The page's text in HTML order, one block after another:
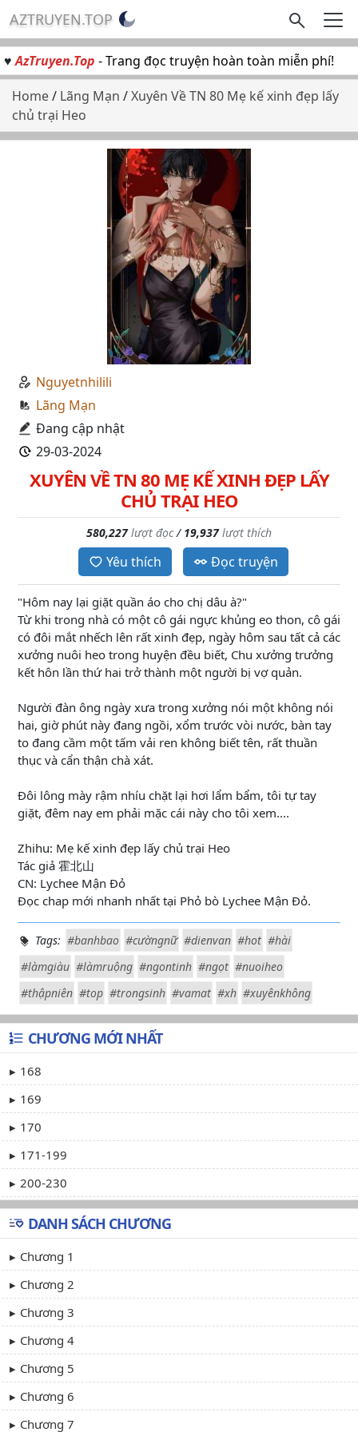
AZTRUYEN.TOP
♥AzTruyen.Top - Trang đọc truyện hoàn toàn miễn phí!
Home/ Lãng Mạn /Xuyên Về TN 80 Mẹ kế xinh đẹp lấy
chủ trại Heo
Nguyetnhilili
Lãng Mạn
Đang cập nhật
29-03-2024
XUYÊN VỀ TN 80 MẸ KẾ XINH ĐẸP LẤY
CHỦ TRẠI HEO
580,227 lượt đọc/ 19,937 lượt thích
Yêu thích Đọc truyện
"Hôm nay lại giặt quần áo cho chị dâu à?"
Từ khi trong nhà có một cô gái ngực khủng eo thon, cô gái
có đôi mắt nhếch lên rất xinh đẹp, ngày hôm sau tất cả các
xưởng nuôi heo trong huyện đều biết, Chu xưởng trưởng
kết hôn lần thứ hai trở thành một người bị vợ quản.
Người đàn ông ngày xưa trong xưởng nói một không nói
hai, giờ phút này đang ngồi, xổm trước vòi nước, bàn tay
to đang cầm một tấm vải ren không biết tên, rất thuần
thục và cẩn thận chà xát.
Đôi lông mày rậm nhíu chặt lại hơi lẩm bẩm, tôi tự tay
giặt, đêm nay em phải mặc cái này cho tôi xem....
Zhihu: Mẹ kế xinh đẹp lấy chủ trại Heo
Tác giả 霍北山
CN: Lychee Mận Đỏ
Đọc chap mới nhanh nhất tại Phỏ bò Lychee Mận Đỏ.
Tags: #banhbao #cườngnữ #dienvan #hot #hài
#làmgiàu #làmruộng #ngontinh #ngọt #nuoiheo
#thậpniên #top #trongsinh #vamat #xh #xuyênkhông
CHƯƠNG MỚI NHẤT
168
169
170
171-199
200-230
DANH SÁCH CHƯƠNG
Chương 1
Chương 2
Chương 3
Chương 4
Chương 5
Chương 6
Chương 7